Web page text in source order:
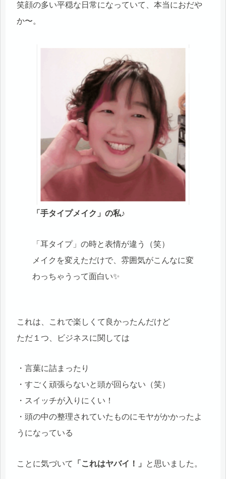
笑顔の多い平穏な日常になっていて、本当におだや
か〜。
「手タイプメイク」の私♪
「耳タイプ」の時と表情が違う（笑）
メイクを変えただけで、雰囲気がこんなに変
わっちゃうって面白い✨
これは、これで楽しくて良かったんだけど
ただ１つ、ビジネスに関しては
・言葉に詰まったり
・すごく頑張らないと頭が回らない（笑）
・スイッチが入りにくい！
・頭の中の整理されていたものにモヤがかかったよ
うになっている
ことに気づいて 「これはヤバイ！」 と思いました。